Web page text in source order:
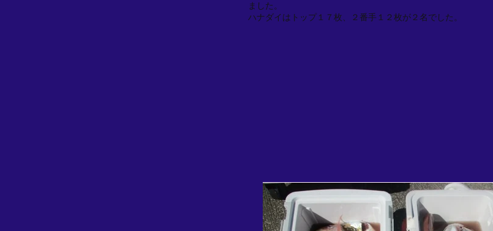
ました。
ハナダイはトップ１７枚、２番手１２枚が２名でした。